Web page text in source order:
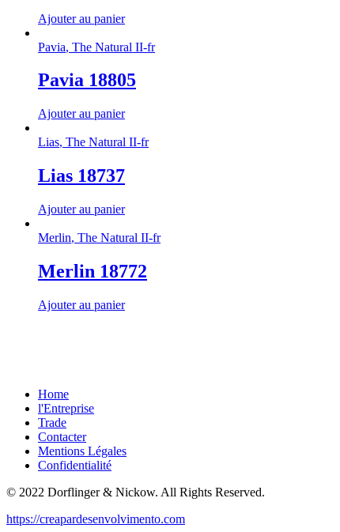
Ajouter au panier
Pavia, The Natural II-fr
Pavia 18805
Ajouter au panier
Lias, The Natural II-fr
Lias 18737
Ajouter au panier
Merlin, The Natural II-fr
Merlin 18772
Ajouter au panier
Home
l'Entreprise
Trade
Contacter
Mentions Légales
Confidentialité
© 2022 Dorflinger & Nickow. All Rights Reserved.
https://creapardesenvolvimento.com